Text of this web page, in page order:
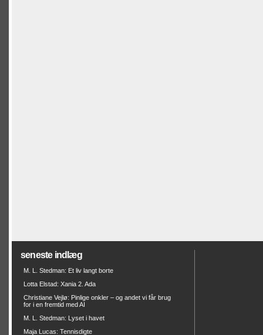
seneste indlæg
M. L. Stedman: Et liv langt borte
Lotta Elstad: Xania 2. Ada
Christiane Vejlø: Pinlige onkler – og andet vi får brug
for i en fremtid med AI
M. L. Stedman: Lyset i havet
Maja Lucas: Tennisdigte